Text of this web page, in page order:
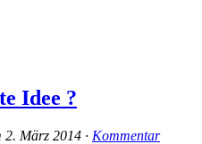
Idee ?
2. März 2014 · Kommentar